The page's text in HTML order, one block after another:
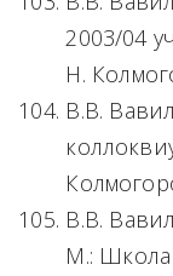
2003/04
Н.
В.В.
В.В.
М.: Школа